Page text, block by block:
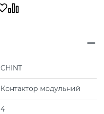
CHINT
Контактор модульний
4